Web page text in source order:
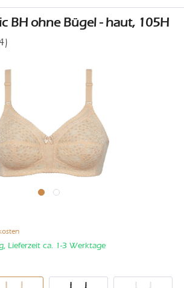
BH ohne Bügel - haut, 105H
)
Lieferzeit ca. 1-3 Werktage